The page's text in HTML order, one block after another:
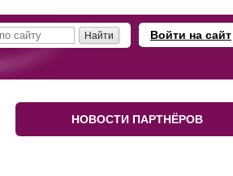
Войти на сайт
НОВОСТИ ПАРТНЁРОВ